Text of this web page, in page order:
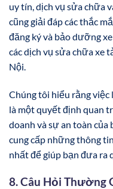
uy tín, dịch vụ sửa chữa
cũng giải đáp các thắc
đăng ký và bảo dưỡng
các dịch vụ sửa chữa xe
Nội.
Chúng tôi hiểu rằng
là một quyết định quan
doanh và sự an toàn của
cung cấp những thông
nhất để giúp bạn đưa ra
8. Câu Hỏi Thường